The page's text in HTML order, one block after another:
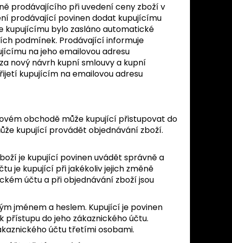
prodávajícího při uvedení ceny zboží v
prodávající povinen dodat kupujícímu
kupujícímu bylo zasláno automatické
podmínek. Prodávající informuje
na jeho emailovou adresu
nový návrh kupní smlouvy a kupní
kupujícím na emailovou adresu
obchodě může kupující přistupovat do
kupující provádět objednávání zboží.
je kupující povinen uvádět správně a
je kupující při jakékoliv jejich změně
účtu a při objednávání zboží jsou
jménem a heslem. Kupující je povinen
do jeho zákaznického účtu.
účtu třetími osobami.